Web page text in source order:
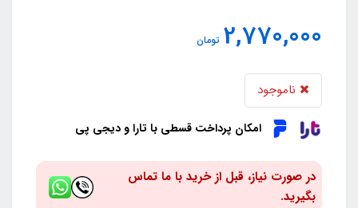
2,770,000 تومان
ناموجود
امکان پرداخت قسطی با تارا و دیجی پی
در صورت نیاز، قبل از خرید با ما تماس
بگیرید.